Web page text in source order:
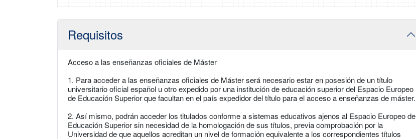
Requisitos
Acceso a las enseñanzas oficiales de Máster
1. Para acceder a las enseñanzas oficiales de Máster será necesario estar en posesión de un título
universitario oficial español u otro expedido por una institución de educación superior del Espacio Europeo
de Educación Superior que facultan en el país expedidor del título para el acceso a enseñanzas de máster.
2. Así mismo, podrán acceder los titulados conforme a sistemas educativos ajenos al Espacio Europeo de
Educación Superior sin necesidad de la homologación de sus títulos, previa comprobación por la
Universidad de que aquellos acreditan un nivel de formación equivalente a los correspondientes títulos